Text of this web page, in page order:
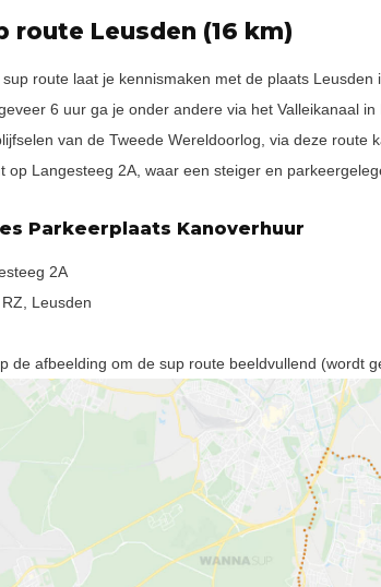
route Leusden (16 km)
sup route laat je kennismaken met de plaats
6 uur ga je onder andere via het Valleikanaal
van de Tweede Wereldoorlog, via deze route
op Langesteeg 2A, waar een steiger en
Parkeerplaats Kanoverhuur
2A
Leusden
de afbeelding om de sup route beeldvullend (wordt